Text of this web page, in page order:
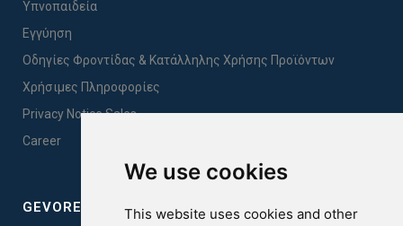
We use cookies
This website uses cookies and other
Υπνοπαιδεία
Εγγύηση
Οδηγίες Φροντίδας & Κατάλληλης Χρήσης Προϊόντων
Χρήσιμες Πληροφορίες
Privacy Notice Sales
Career
GEVOREST SLEEP QUALITY INDEX